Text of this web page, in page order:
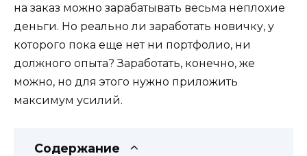
на заказ можно зарабатывать весьма неплохие
деньги. Но реально ли заработать новичку, у
которого пока еще нет ни портфолио, ни
должного опыта? Заработать, конечно, же
можно, но для этого нужно приложить
максимум усилий.
Содержание